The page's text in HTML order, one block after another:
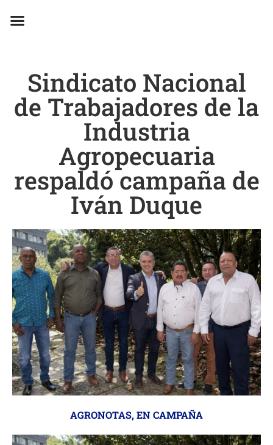
Sindicato Nacional
de Trabajadores de la
Industria
Agropecuaria
respaldó campaña de
Iván Duque
AGRONOTAS,EN CAMPAÑA